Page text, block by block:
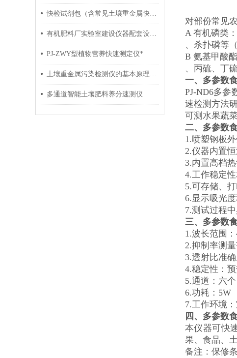
快检试剂包（含常见土壤重金属快检）与水污染试剂包是分开的吗？
有机肥料厂实验室建设仪器配套设备供货价格
PJ-ZWY型植物营养快速测定仪*
土壤重金属污染检测仪的基本原理分析
多通道智能土壤肥料养分速测仪
对部份常见
A 有机磷类：
、杀扑磷等
B 氨基甲酸酯
、丙硫、丁
一、多参数
PJ-ND6多参
速检测方法
可测水果蔬
二、 多参数
1.喷塑钢板
2.仪器内置
3.内置高档
4.工作稳定
5.可存储、
6.显示吸光
7.测试过程
三、 多参数
1.波长范围
2.抑制率测
3.透射比准
4.稳定性：
5.通道：六个
6.功耗：5W
7.工作环境
四、 多参数
本仪器可快
果、食品、
备注：保修